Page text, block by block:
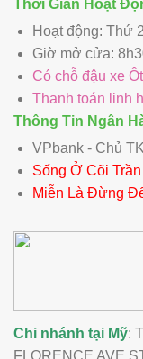
Thời Gian Hoạt
Hoạt động: Thứ
Giờ mở cửa:
Có chỗ đậu xe
Thanh toán linh
Thông Tin Ngân
VPbank - Chủ
Sống Ở Cõi
Miễn Là Đừng
Chi nhánh tại Mỹ:
FLORENCE AVE